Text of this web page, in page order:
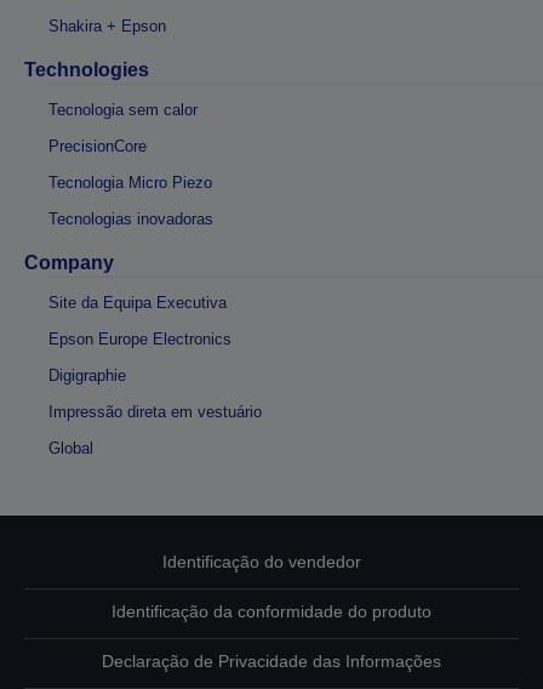
Shakira + Epson
Technologies
Tecnologia sem calor
PrecisionCore
Tecnologia Micro Piezo
Tecnologias inovadoras
Company
Site da Equipa Executiva
Epson Europe Electronics
Digigraphie
Impressão direta em vestuário
Global
Identificação do vendedor
Identificação da conformidade do produto
Declaração de Privacidade das Informações